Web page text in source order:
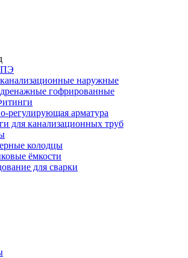
ПЭ
наружные
гофрированные
регулирующая арматура
для канализационных труб
колодцы
ёмкости
для сварки